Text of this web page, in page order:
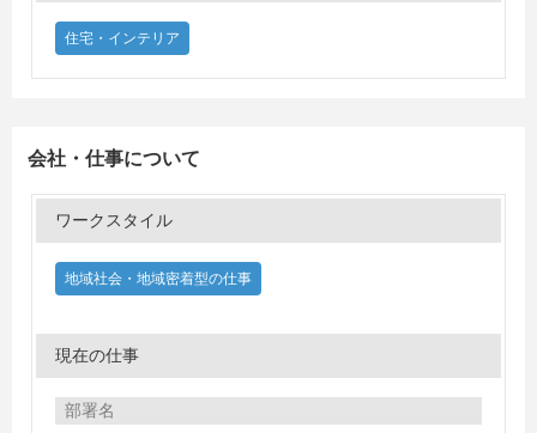
住宅・インテリア
会社・仕事について
ワークスタイル
地域社会・地域密着型の仕事
現在の仕事
部署名